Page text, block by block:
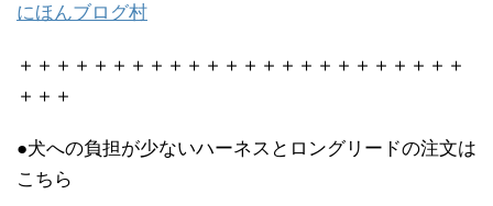
にほんブログ村
＋＋＋＋＋＋＋＋＋＋＋＋＋＋＋＋＋＋＋＋＋＋＋＋
＋＋＋
●犬への負担が少ないハーネスとロングリードの注文は
こちら